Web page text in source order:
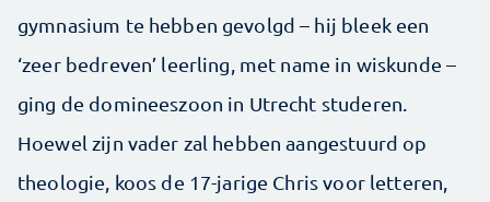
gymnasium te hebben gevolgd – hij bleek een
‘zeer bedreven’ leerling, met name in wiskunde –
ging de domineeszoon in Utrecht studeren.
Hoewel zijn vader zal hebben aangestuurd op
theologie, koos de 17-jarige Chris voor letteren,